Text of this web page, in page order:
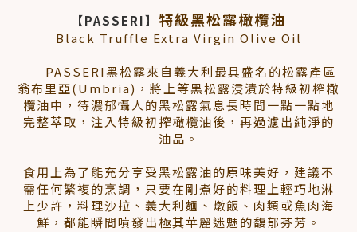
【PASSERI】 特級黑松露橄欖油
Black Truffle Extra Virgin Olive Oil
PASSERI黑松露來自義大利最具盛名的松露產區
翁布里亞(Umbria)，將上等黑松露浸漬於特級初榨橄
欖油中，待濃郁懾人的黑松露氣息長時間一點一點地
完整萃取，注入特級初搾橄欖油後，再過濾出純淨的
油品。
食用上為了能充分享受黑松露油的原味美好，建議不
需任何繁複的烹調，只要在剛煮好的料理上輕巧地淋
上少許，料理沙拉、義大利麵、燉飯、肉類或魚肉海
鮮，都能瞬間噴發出極其華麗迷魅的馥郁芬芳。